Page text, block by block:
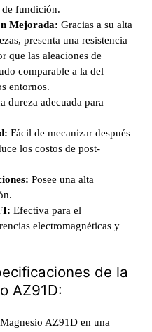
de fundición.
Mejorada: Gracias a su alta
presenta una resistencia
que las aleaciones de
comparable a la del
entornos.
dureza adecuada para
Fácil de mecanizar después
los costos de post-
Posee una alta
Efectiva para el
electromagnéticas y
de la
AZ91D:
AZ91D en una